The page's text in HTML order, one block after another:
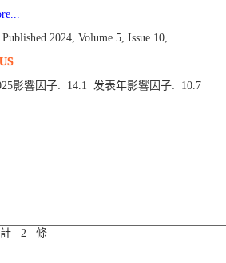
2024, Volume 5, Issue 10,
影響因子: 14.1 发表年影響因子: 10.7
2 條